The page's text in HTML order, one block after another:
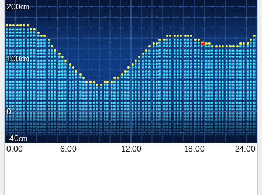
200
100
0
-40
0:00
6:00 12:00 18:00 24:00